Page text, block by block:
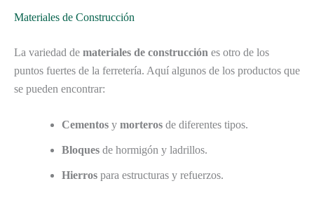
Materiales de Construcción
La variedad de materiales de construcción es otro de los
puntos fuertes de la ferretería. Aquí algunos de los productos que
se pueden encontrar:
Cementos y morteros de diferentes tipos.
Bloques de hormigón y ladrillos.
Hierros para estructuras y refuerzos.